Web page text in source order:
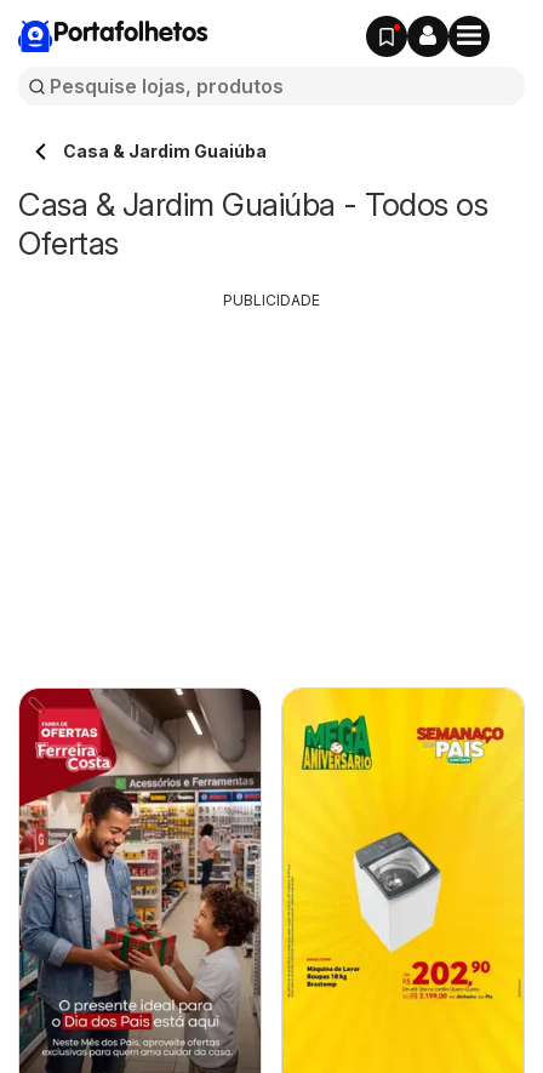
Portafolhetos
Casa & Jardim Guaiúba
Casa & Jardim Guaiúba - Todos os
Ofertas
PUBLICIDADE